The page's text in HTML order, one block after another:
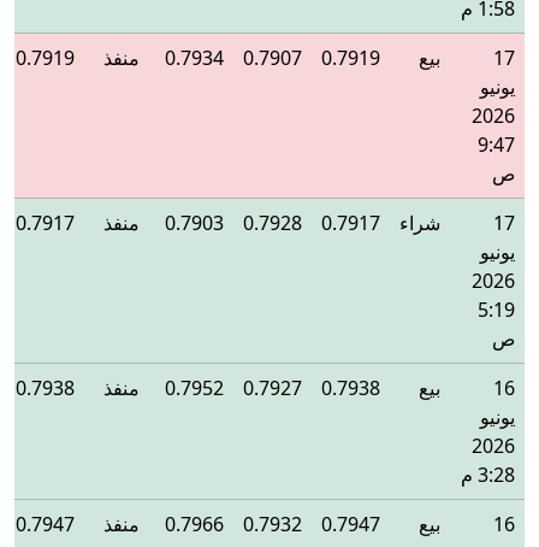
1:58 م
17
يونيو
2026
9:47
ص
بيع 0.7919
0.7907
0.7934 منفذ 0.7919
17
يونيو
2026
5:19
ص
شراء 0.7917
0.7928
0.7903 منفذ 0.7917
16
يونيو
2026
3:28 م
بيع 0.7938
0.7927
0.7952 منفذ 0.7938
16
بيع 0.7947
0.7932
0.7966 منفذ 0.7947